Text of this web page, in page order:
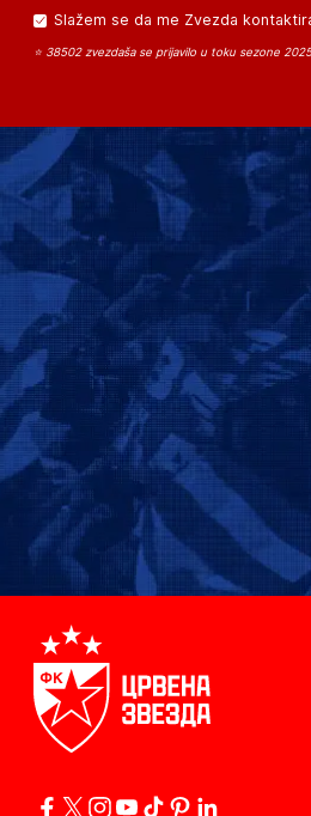
Slažem se da me Zvezda
⭐ 38502 zvezdaša se prijavilo u toku sezone